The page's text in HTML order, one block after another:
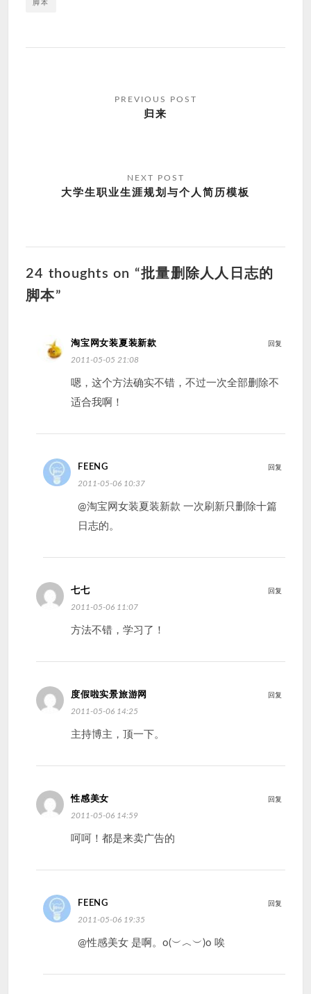
脚本
归来
大学生职业生涯规划与个人简历模板
24 thoughts on “批量删除人人日志的
脚本”
淘宝网女装夏装新款
2011-05-05 21:08
嗯，这个方法确实不错，不过一次全部删除不
适合我啊！
回复
FEENG
2011-05-06 10:37
@淘宝网女装夏装新款 一次刷新只删除十篇
日志的。
回复
七七
2011-05-06 11:07
方法不错，学习了！
回复
度假啦实景旅游网
2011-05-06 14:25
主持博主，顶一下。
回复
性感美女
2011-05-06 14:59
呵呵！都是来卖广告的
回复
FEENG
2011-05-06 19:35
@性感美女 是啊。o(︶︿︶)o 唉
回复